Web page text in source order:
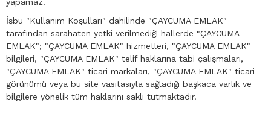
yapamaz.
İşbu "Kullanım Koşulları" dahilinde "ÇAYCUMA EMLAK"
tarafından sarahaten yetki verilmediği hallerde "ÇAYCUMA
EMLAK"; "ÇAYCUMA EMLAK" hizmetleri, "ÇAYCUMA EMLAK"
bilgileri, "ÇAYCUMA EMLAK" telif haklarına tabi çalışmaları,
"ÇAYCUMA EMLAK" ticari markaları, "ÇAYCUMA EMLAK" ticari
görünümü veya bu site vasıtasıyla sağladığı başkaca varlık ve
bilgilere yönelik tüm haklarını saklı tutmaktadır.